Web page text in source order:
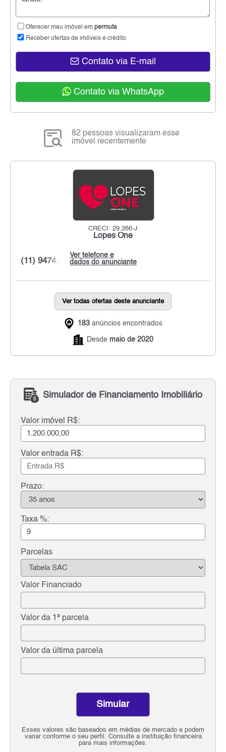
Oferecer meu imóvel em permuta
Receber ofertas de imóveis e crédito
Contato via E-mail
Contato via WhatsApp
82 pessoas visualizaram esse
imóvel recentemente
CRECI: 29.266-J
Lopes One
Ver telefone e
dados do anunciante
(11) 9474...
Ver todas ofertas deste anunciante
183 anúncios encontrados
Desde maio de 2020
Simulador de Financiamento Imobiliário
Valor imóvel R$:
Valor entrada R$:
Prazo:
Taxa %:
Parcelas
Valor Financiado
Valor da 1ª parcela
Valor da última parcela
Esses valores são baseados em médias de mercado e podem
variar conforme o seu perfil. Consulte a instituição financeira
para mais informações.
Simular